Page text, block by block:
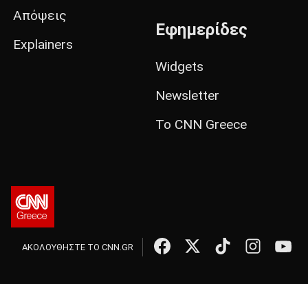
Απόψεις
Explainers
Εφημερίδες
Widgets
Newsletter
Το CNN Greece
ΑΚΟΛΟΥΘΗΣΤΕ ΤΟ CNN.GR